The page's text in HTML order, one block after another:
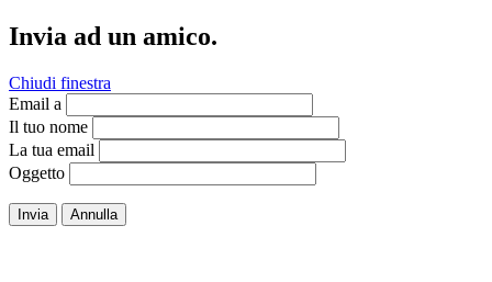
Invia ad un amico.
Chiudi finestra
Email a
Il tuo nome
La tua email
Oggetto
Invia Annulla